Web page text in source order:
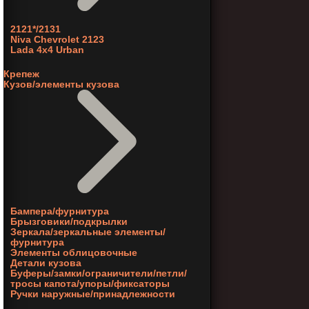
2121*/2131
Niva Chevrolet 2123
Lada 4x4 Urban
Крепеж
Кузов/элементы кузова
Бампера/фурнитура
Брызговики/подкрылки
Зеркала/зеркальные элементы/
фурнитура
Элементы облицовочные
Детали кузова
Буферы/замки/ограничители/петли/
тросы капота/упоры/фиксаторы
Ручки наружные/принадлежности